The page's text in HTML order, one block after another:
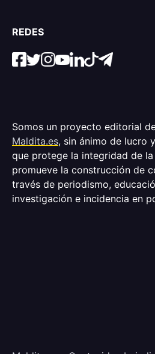
REDES
Somos un proyecto editorial
Maldita.es, sin ánimo de lucro
que protege la integridad de
promueve la construcción de
través de periodismo,
investigación e incidencia en